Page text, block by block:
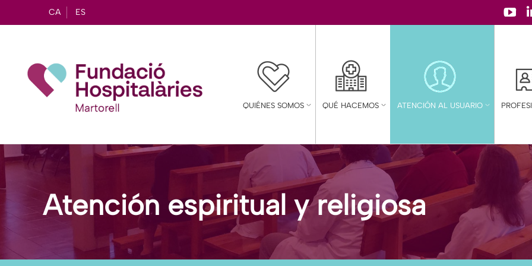
CA ES
QUIÉNES SOMOS QUÉ HACEMOS ATENCIÓN AL USUARIO
Atención espiritual y religiosa